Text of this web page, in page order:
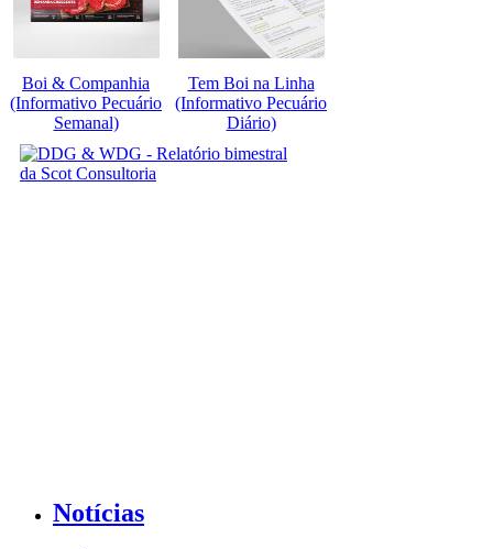
Boi & Companhia
(Informativo Pecuário
Semanal)
Tem Boi na Linha
(Informativo Pecuário
Diário)
Notícias